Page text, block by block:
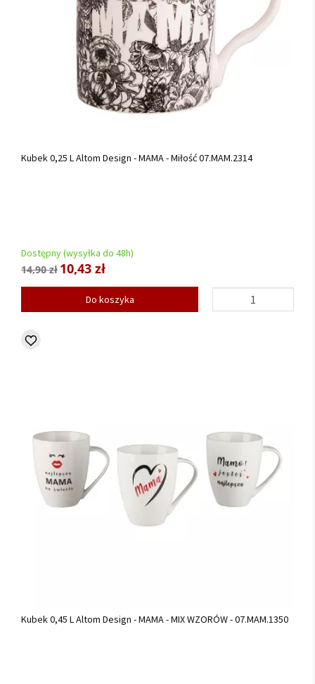
Kubek 0,25 L Altom Design - MAMA - Miłość 07.MAM.2314
Dostępny (wysyłka do 48h)
14,90 zł 10,43 zł
Do koszyka
Kubek 0,45 L Altom Design - MAMA - MIX WZORÓW - 07.MAM.1350